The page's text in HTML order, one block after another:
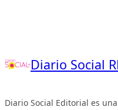
Diario Social
Diario Social Editorial es